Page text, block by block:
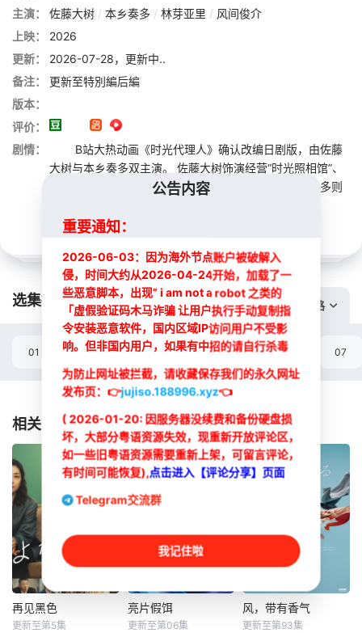
主演：
佐藤大树 / 本乡奏多 / 林芽亚里 / 风间俊介
上映：
2026
更新：
2026-07-28，更新中..
备注：
更新至特別編后編
版本：
评价：
剧情：
B站大热动画《时光代理人》确认改编日剧版，由佐藤
大树与本乡奏多双主演。 佐藤大树饰演经营“时光照相馆”、
拥有潜入照片能力的Toki（对应原版程小时），本乡奏多则
选集播放: 切换线路
选集
01 02 03 04 05 06 07
相关推荐
再见黑色
再见黑色
更新至第5集
亮片假饵
亮片假饵
更新至第06集
风，带有香气
风，带有香气
更新至第93集
公告内容
重要通知：
2026-06-03：因为海外节点账户被破解入
侵，时间大约从2026-04-24开始，加载了一
些恶意脚本，出现” i am not a robot 之类的
「虚假验证码木马诈骗 让用户执行手动复制指
令安装恶意软件，国内区域IP访问用户不受影
响。但非国内用户，如果有中招的请自行杀毒
为防止网址被拦截，请收藏保存我们的永久网址
发布页： 👉jujiso.188996.xyz👈
( 2026-01-20: 因服务器没续费和备份硬盘损
坏，大部分粤语资源失效，现重新开放评论区，
如一些旧粤语资源需要重新上架，可留言评论，
有时间可能恢复),点击进入【评论分享】页面
Telegram交流群
我记住啦